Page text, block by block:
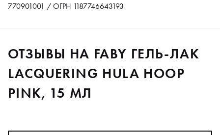
770901001 / ОГРН 1187746643193
ОТЗЫВЫ НА FABY ГЕЛЬ-ЛАК
LACQUERING HULA HOOP
PINK, 15 МЛ